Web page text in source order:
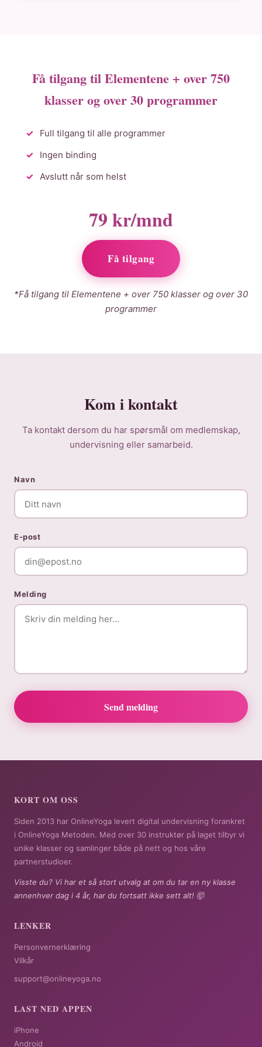
Få tilgang til Elementene + over 750
klasser og over 30 programmer
Full tilgang til alle programmer
Ingen binding
Avslutt når som helst
79 kr/mnd
Få tilgang
*Få tilgang til Elementene + over 750 klasser og over 30
programmer
Kom i kontakt
Ta kontakt dersom du har spørsmål om medlemskap,
undervisning eller samarbeid.
Navn
E-post
Melding
Send melding
KORT OM OSS
Siden 2013 har OnlineYoga levert digital undervisning forankret
i OnlineYoga Metoden. Med over 30 instruktør på laget tilbyr vi
unike klasser og samlinger både på nett og hos våre
partnerstudioer.
Visste du? Vi har et så stort utvalg at om du tar en ny klasse
annenhver dag i 4 år, har du fortsatt ikke sett alt! 🤯
LENKER
Personvernerklæring
Vilkår
support@onlineyoga.no
LAST NED APPEN
iPhone
Android